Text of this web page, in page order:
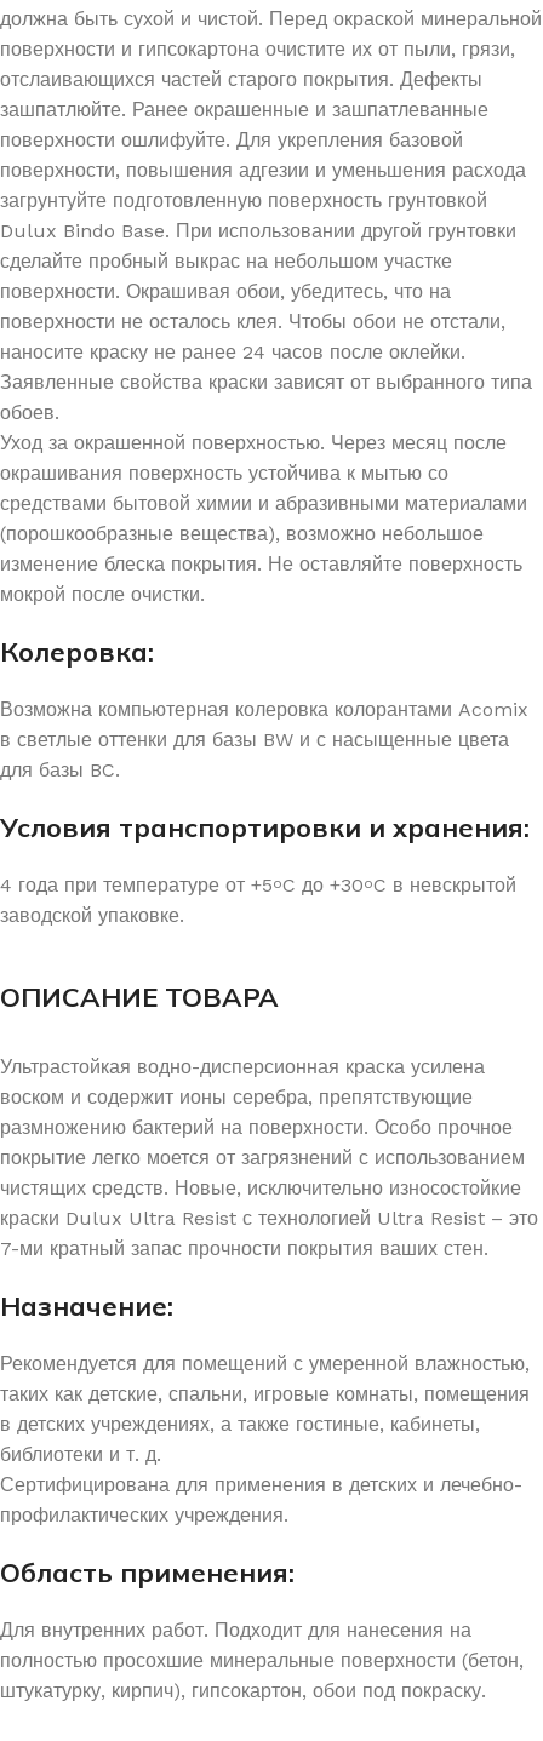
должна быть сухой и чистой. Перед окраской минеральной
поверхности и гипсокартона очистите их от пыли, грязи,
отслаивающихся частей старого покрытия. Дефекты
зашпатлюйте. Ранее окрашенные и зашпатлеванные
поверхности ошлифуйте. Для укрепления базовой
поверхности, повышения адгезии и уменьшения расхода
загрунтуйте подготовленную поверхность грунтовкой
Dulux Bindo Base. При использовании другой грунтовки
сделайте пробный выкрас на небольшом участке
поверхности. Окрашивая обои, убедитесь, что на
поверхности не осталось клея. Чтобы обои не отстали,
наносите краску не ранее 24 часов после оклейки.
Заявленные свойства краски зависят от выбранного типа
обоев.
Уход за окрашенной поверхностью. Через месяц после
окрашивания поверхность устойчива к мытью со
средствами бытовой химии и абразивными материалами
(порошкообразные вещества), возможно небольшое
изменение блеска покрытия. Не оставляйте поверхность
мокрой после очистки.
Колеровка:
Возможна компьютерная колеровка колорантами Acomix
в светлые оттенки для базы BW и с насыщенные цвета
для базы BC.
Условия транспортировки и хранения:
4 года при температуре от +5oC до +30oC в невскрытой
заводской упаковке.
ОПИСАНИЕ ТОВАРА
Ультрастойкая водно-дисперсионная краска усилена
воском и содержит ионы серебра, препятствующие
размножению бактерий на поверхности. Особо прочное
покрытие легко моется от загрязнений с использованием
чистящих средств. Новые, исключительно износостойкие
краски Dulux Ultra Resist с технологией Ultra Resist – это
7-ми кратный запас прочности покрытия ваших стен.
Назначение:
Рекомендуется для помещений с умеренной влажностью,
таких как детские, спальни, игровые комнаты, помещения
в детских учреждениях, а также гостиные, кабинеты,
библиотеки и т. д.
Сертифицирована для применения в детских и лечебно-
профилактических учреждения.
Область применения:
Для внутренних работ. Подходит для нанесения на
полностью просохшие минеральные поверхности (бетон,
штукатурку, кирпич), гипсокартон, обои под покраску.